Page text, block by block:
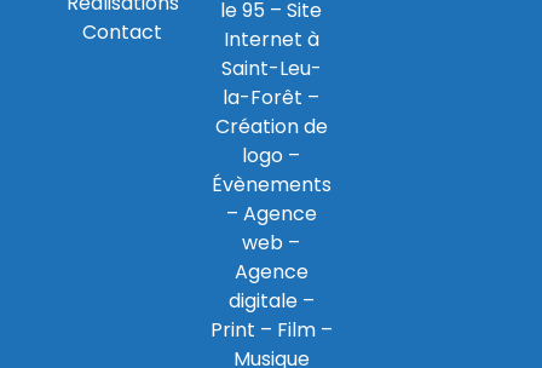
Contact
le 95 – Site
Internet à
Saint-Leu-
la-Forêt –
Création de
logo –
Évènements
– Agence
web –
Agence
digitale–
Print – Film –
Musique